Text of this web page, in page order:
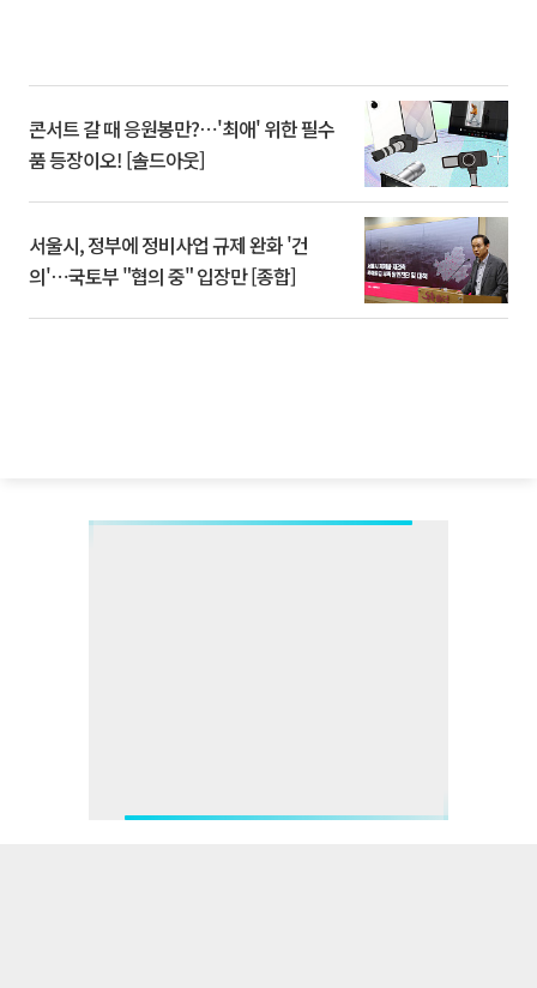
콘서트 갈 때 응원봉만?⋯'최애' 위한 필수
품 등장이오! [솔드아웃]
서울시, 정부에 정비사업 규제 완화 '건
의'⋯국토부 "협의 중" 입장만 [종합]